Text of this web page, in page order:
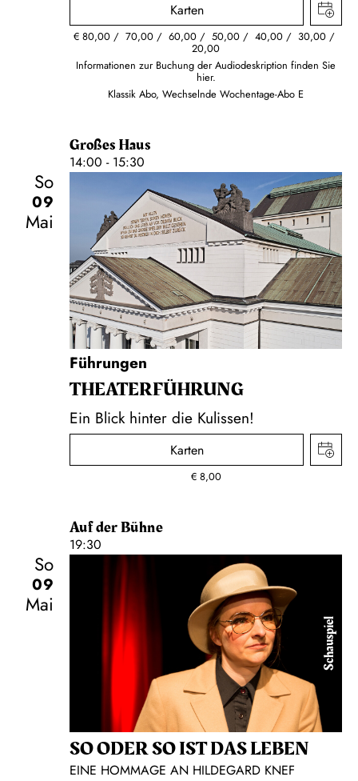
Karten
€ 80,00 70,00 60,00 50,00 40,00 30,00
20,00
Informationen zur Buchung der Audiodeskription finden Sie
hier.
Klassik Abo, Wechselnde Wochentage-Abo E
Großes Haus
14:00 - 15:30
So
09
Mai
Führungen
THEATER­FÜHR­UNG
Ein Blick hinter die Kulissen!
Karten
€ 8,00
Auf der Bühne
19:30
So
09
Mai
Schauspiel
SO ODER SO IST DAS LEBEN
EINE HOMMAGE AN HILDEGARD KNEF